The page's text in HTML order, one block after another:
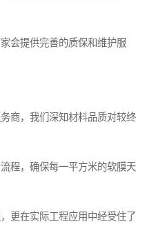
会提供完善的质保和维护服
商，我们深知材料品质对较终
程，确保每一平方米的软膜天
更在实际工程应用中经受住了